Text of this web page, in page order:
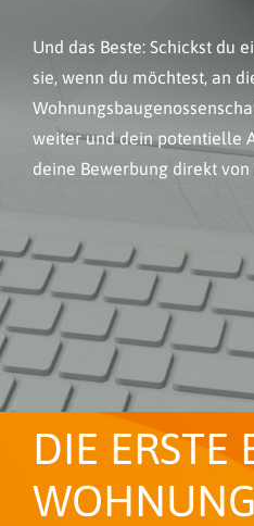
Und das Beste: Schickst du
sie, wenn du möchtest, an
weiter und dein potentielle
deine Bewerbung direkt von
DIE ERSTE
WOHNUNG